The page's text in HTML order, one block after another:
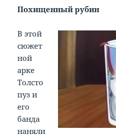
Похищенный рубин
В этой
сюжет
ной
арке
Толсто
пуз и
его
банда
наняли